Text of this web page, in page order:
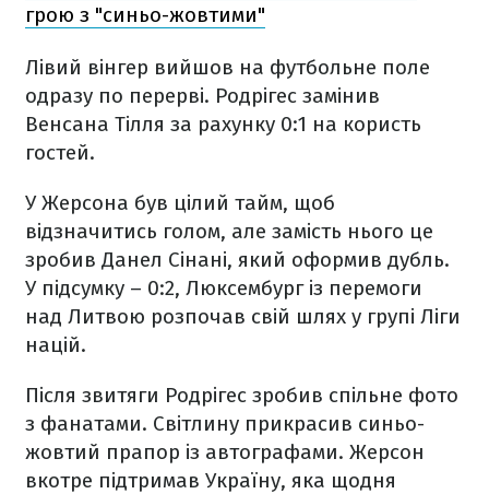
грою з "синьо-жовтими"
Лівий вінгер вийшов на футбольне поле
одразу по перерві. Родрігес замінив
Венсана Тілля за рахунку 0:1 на користь
гостей.
У Жерсона був цілий тайм, щоб
відзначитись голом, але замість нього це
зробив Данел Сінані, який оформив дубль.
У підсумку – 0:2, Люксембург із перемоги
над Литвою розпочав свій шлях у групі Ліги
націй.
Після звитяги Родрігес зробив спільне фото
з фанатами. Світлину прикрасив синьо-
жовтий прапор із автографами. Жерсон
вкотре підтримав Україну, яка щодня